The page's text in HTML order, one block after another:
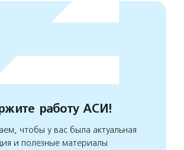
работу АСИ!
чтобы у вас была актуальная
и полезные материалы